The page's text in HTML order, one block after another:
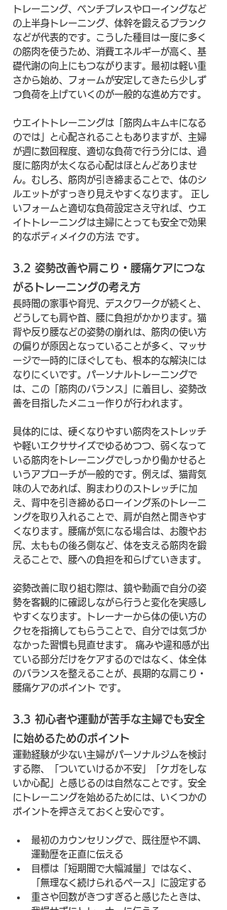
トレーニング、ベンチプレスやローイングなど
の上半身トレーニング、体幹を鍛えるプランク
などが代表的です。こうした種目は一度に多く
の筋肉を使うため、消費エネルギーが高く、基
礎代謝の向上にもつながります。最初は軽い重
さから始め、フォームが安定してきたら少しず
つ負荷を上げていくのが一般的な進め方です。
ウエイトトレーニングは「筋肉ムキムキになる
のでは」と心配されることもありますが、主婦
が週に数回程度、適切な負荷で行う分には、過
度に筋肉が太くなる心配はほとんどありませ
ん。むしろ、筋肉が引き締まることで、体のシ
ルエットがすっきり見えやすくなります。 正し
いフォームと適切な負荷設定さえ守れば、ウエ
イトトレーニングは主婦にとっても安全で効果
的なボディメイクの方法 です。
3.2 姿勢改善や肩こり・腰痛ケアにつな
がるトレーニングの考え方
長時間の家事や育児、デスクワークが続くと、
どうしても肩や首、腰に負担がかかります。猫
背や反り腰などの姿勢の崩れは、筋肉の使い方
の偏りが原因となっていることが多く、マッサ
ージで一時的にほぐしても、根本的な解決には
なりにくいです。パーソナルトレーニングで
は、この「筋肉のバランス」に着目し、姿勢改
善を目指したメニュー作りが行われます。
具体的には、硬くなりやすい筋肉をストレッチ
や軽いエクササイズでゆるめつつ、弱くなって
いる筋肉をトレーニングでしっかり働かせると
いうアプローチが一般的です。例えば、猫背気
味の人であれば、胸まわりのストレッチに加
え、背中を引き締めるローイング系のトレーニ
ングを取り入れることで、肩が自然と開きやす
くなります。腰痛が気になる場合は、お腹やお
尻、太ももの後ろ側など、体を支える筋肉を鍛
えることで、腰への負担を和らげていきます。
姿勢改善に取り組む際は、鏡や動画で自分の姿
勢を客観的に確認しながら行うと変化を実感し
やすくなります。トレーナーから体の使い方の
クセを指摘してもらうことで、自分では気づか
なかった習慣も見直せます。 痛みや違和感が出
ている部分だけをケアするのではなく、体全体
のバランスを整えることが、長期的な肩こり・
腰痛ケアのポイント です。
3.3 初心者や運動が苦手な主婦でも安全
に始めるためのポイント
運動経験が少ない主婦がパーソナルジムを検討
する際、「ついていけるか不安」「ケガをしな
いか心配」と感じるのは自然なことです。安全
にトレーニングを始めるためには、いくつかの
ポイントを押さえておくと安心です。
最初のカウンセリングで、既往歴や不調、
運動歴を正直に伝える
目標は「短期間で大幅減量」ではなく、
「無理なく続けられるペース」に設定する
重さや回数がきつすぎると感じたときは、